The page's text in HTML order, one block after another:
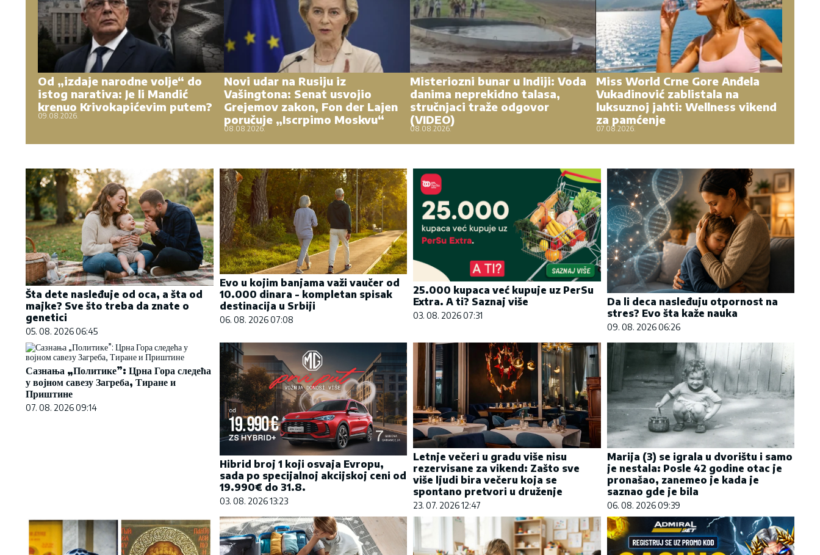
Od „izdaje narodne volje“ do
istog narativa: Je li Mandić
krenuo Krivokapićevim putem?
09.08.2026.
Novi udar na Rusiju iz
Vašingtona: Senat usvojio
Grejemov zakon, Fon der Lajen
poručuje „Iscrpimo Moskvu“
08.08.2026.
Misteriozni bunar u Indiji: Voda
danima neprekidno talasa,
stručnjaci traže odgovor
(VIDEO)
08.08.2026.
Miss World Crne Gore Anđela
Vukadinović zablistala na
luksuznoj jahti: Wellness vikend
za pamćenje
07.08.2026.
Šta dete nasleđuje od oca, a šta od
majke? Sve što treba da znate o
genetici
05. 08. 2026 06:45
Evo u kojim banjama važi vaučer od
10.000 dinara - kompletan spisak
destinacija u Srbiji
06. 08. 2026 07:08
25.000 kupaca već kupuje uz PerSu
Extra. A ti? Saznaj više
03. 08. 2026 07:31
Da li deca nasleđuju otpornost na
stres? Evo šta kaže nauka
09. 08. 2026 06:26
Сазнања „Политике”: Црна Гора следећа
у војном савезу Загреба, Тиране и
Приштине
07. 08. 2026 09:14
Hibrid broj 1 koji osvaja Evropu,
sada po specijalnoj akcijskoj ceni od
19.990€ do 31.8.
03. 08. 2026 13:23
Letnje večeri u gradu više nisu
rezervisane za vikend: Zašto sve
više ljudi bira večeru koja se
spontano pretvori u druženje
23. 07. 2026 12:47
Marija (3) se igrala u dvorištu i samo
je nestala: Posle 42 godine otac je
pronašao, zanemeo je kada je
saznao gde je bila
06. 08. 2026 09:39